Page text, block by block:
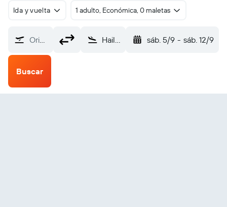
Ida y vuelta 1 adulto, Económica, 0 maletas
Origen Hail (HAS) sáb. 5/9 - sáb. 12/9
Buscar